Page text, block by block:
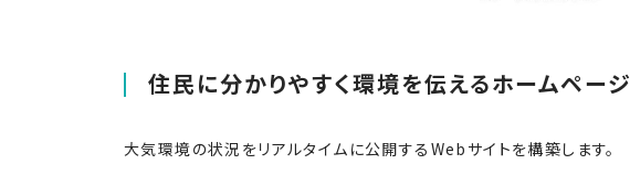
住民に分かりやすく環境を伝えるホームページ
大気環境の状況をリアルタイムに公開するWebサイトを構築します。